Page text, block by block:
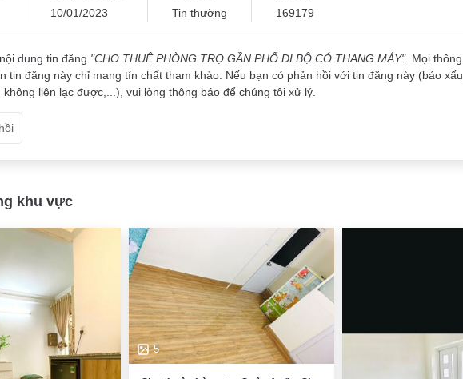
10/01/2023
Tin thường
169179
dung tin đăng "CHO THUÊ PHÒNG TRỌ GẦN PHỐ ĐI BỘ CÓ THANG MÁY". Mọi thông
tin đăng này chỉ mang tín chất tham khảo. Nếu bạn có phản hồi với tin đăng này (báo xấu,
liên lạc được,...), vui lòng thông báo để chúng tôi xử lý.
khu vực
5